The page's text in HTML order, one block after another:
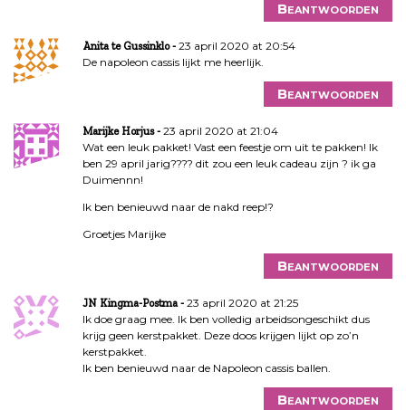
Beantwoorden
Anita te Gussinklo
23 april 2020 at 20:54
De napoleon cassis lijkt me heerlijk.
Beantwoorden
Marijke Horjus
23 april 2020 at 21:04
Wat een leuk pakket! Vast een feestje om uit te pakken! Ik
ben 29 april jarig???? dit zou een leuk cadeau zijn ? ik ga
Duimennn!
Ik ben benieuwd naar de nakd reep!?
Groetjes Marijke
Beantwoorden
JN Kingma-Postma
23 april 2020 at 21:25
Ik doe graag mee. Ik ben volledig arbeidsongeschikt dus
krijg geen kerstpakket. Deze doos krijgen lijkt op zo’n
kerstpakket.
Ik ben benieuwd naar de Napoleon cassis ballen.
Beantwoorden